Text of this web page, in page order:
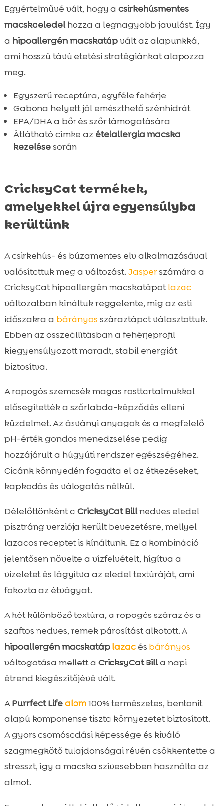
Egyértelművé vált, hogy a csirkehúsmentes
macskaeledelhozza a legnagyobb javulást. Így
a hipoallergén macskatápvált az alapunkká,
ami hosszú távú etetési stratégiánkat alapozza
meg.
Egyszerű receptúra, egyféle fehérje
Gabona helyett jól emészthető szénhidrát
EPA/DHA a bőr és szőr támogatására
Átlátható címke az ételallergia macska
kezelésesorán
CricksyCat termékek,
amelyekkel újra egyensúlyba
kerültünk
A csirkehús- és búzamentes elv alkalmazásával
valósítottuk meg a változást. Jasperszámára a
CricksyCat hipoallergén macskatápotlazac
változatban kínáltuk reggelente, míg az esti
időszakra a bárányos száraztápot választottuk.
Ebben az összeállításban a fehérjeprofil
kiegyensúlyozott maradt, stabil energiát
biztosítva.
A ropogós szemcsék magas rosttartalmukkal
elősegítették a szőrlabda-képződés elleni
küzdelmet. Az ásványi anyagok és a megfelelő
pH-érték gondos menedzselése pedig
hozzájárult a húgyúti rendszer egészségéhez.
Cicánk könnyedén fogadta el az étkezéseket,
kapkodás és válogatás nélkül.
Délelőttönként a CricksyCat Billnedves eledel
pisztráng verziója került bevezetésre, mellyel
lazacos receptet is kínáltunk. Ez a kombináció
jelentősen növelte a vízfelvételt, hígítva a
vizeletet és lágyítva az eledel textúráját, ami
fokozta az étvágyat.
A két különböző textúra, a ropogós száraz és a
szaftos nedves, remek párosítást alkotott. A
hipoallergén macskatáp lazacés bárányos
váltogatása mellett a CricksyCat Billa napi
étrend kiegészítőjévé vált.
APurrfect Lifealom100% természetes, bentonit
alapú komponense tiszta környezetet biztosított.
A gyors csomósodási képessége és kiváló
szagmegkötő tulajdonságai révén csökkentette a
stresszt, így a macska szívesebben használta az
almot.